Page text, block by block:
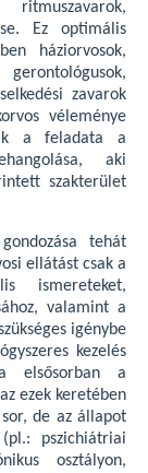
Ez optimális
háziorvosok,
gerontológusok,
zavarok
véleménye
a feladata a
aki
szakterület
tehát
ellátást csak a
ismereteket,
valamint a
igénybe
kezelés
elsősorban a
ezek keretében
de az állapot
pszichiátriai
osztályon,